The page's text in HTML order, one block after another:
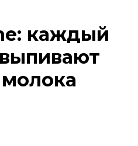
каждый